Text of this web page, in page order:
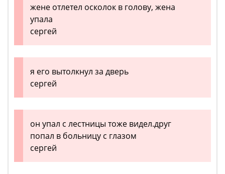
жене отлетел осколок в голову, жена
упала
сергей
я его вытолкнул за дверь
сергей
он упал с лестницы тоже видел.друг
попал в больницу с глазом
сергей